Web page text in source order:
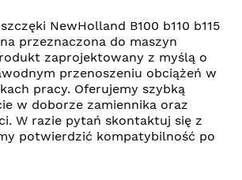
NewHolland B100 b110 b115
przeznaczona do maszyn
zaprojektowany z myślą o
przenoszeniu obciążeń w
pracy. Oferujemy szybką
w doborze zamiennika oraz
W razie pytań skontaktuj się z
potwierdzić kompatybilność po